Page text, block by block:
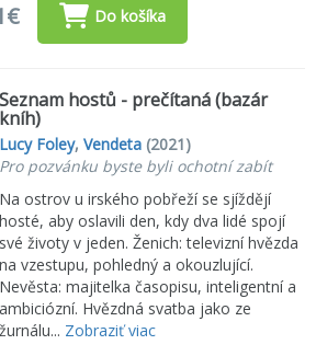
Do košíka
Seznam hostů - prečítaná (bazár
kníh)
Lucy Foley,Vendeta (2021)
Pro pozvánku byste byli ochotní zabít
Na ostrov u irského pobřeží se sjíždějí
hosté, aby oslavili den, kdy dva lidé spojí
své životy v jeden. Ženich: televizní hvězda
na vzestupu, pohledný a okouzlující.
Nevěsta: majitelka časopisu, inteligentní a
ambiciózní. Hvězdná svatba jako ze
žurnálu... Zobraziť viac